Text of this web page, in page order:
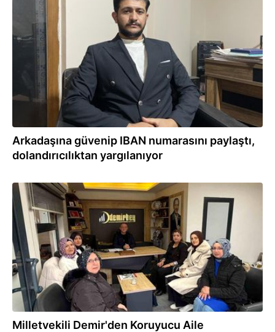
02.12.2025
Arkadaşına güvenip IBAN numarasını paylaştı,
dolandırıcılıktan yargılanıyor
29.11.2025
Milletvekili Demir'den Koruyucu Aile